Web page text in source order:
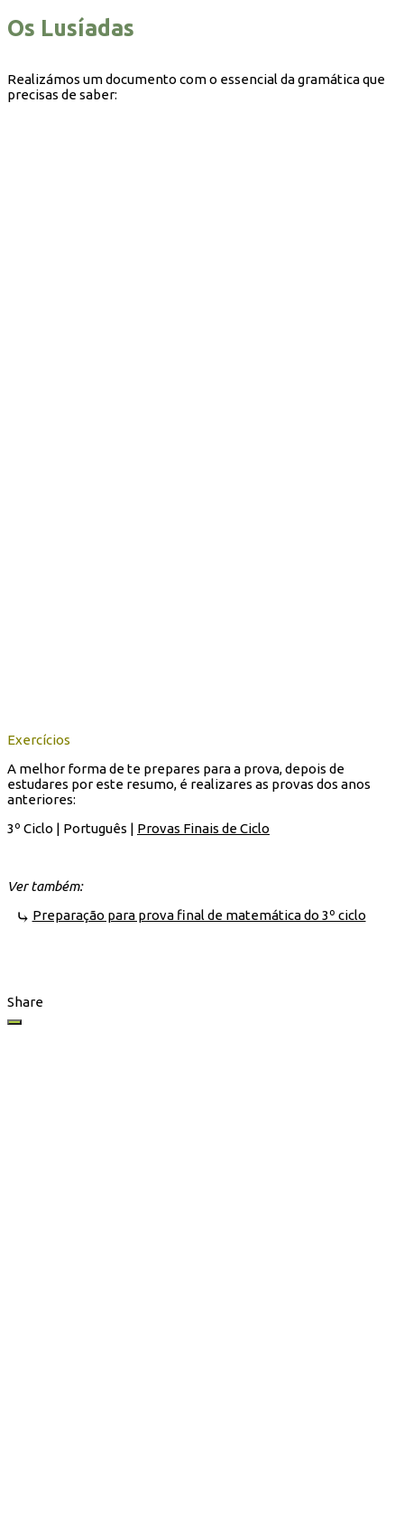
Os Lusíadas
Realizámos um documento com o essencial da gramática que
precisas de saber:
Exercícios
A melhor forma de te prepares para a prova, depois de
estudares por este resumo, é realizares as provas dos anos
anteriores:
3º Ciclo | Português | Provas Finais de Ciclo
Ver também:
Preparação para prova final de matemática do 3º ciclo
Share